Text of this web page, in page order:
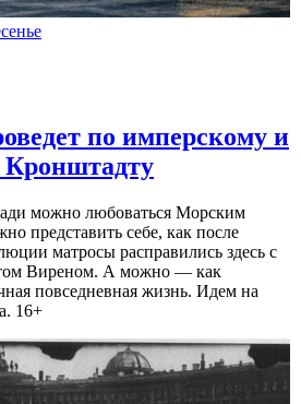
по имперскому и
Кронштадту
можно любоваться Морским
представить себе, как после
матросы расправились здесь с
Виреном. А можно — как
повседневная жизнь. Идем на
16+